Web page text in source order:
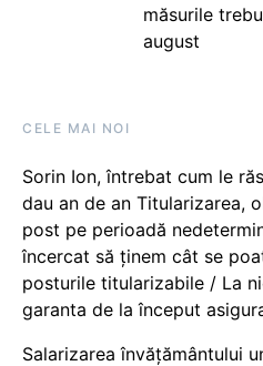
măsurile
august
CELE MAI NOI
Sorin Ion, întrebat cum le
dau an de an Titularizarea,
post pe perioadă
încercat să ținem cât se
posturile titularizabile / La
garanta de la început
Salarizarea învățământului